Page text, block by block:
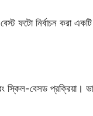
ফটো নির্বাচন করা
স্কিল-বেসড প্রক্রিয়া।